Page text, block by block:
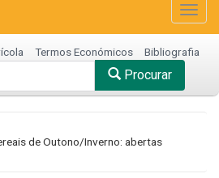
Termos Económicos Bibliografia
Procurar
de Outono/Inverno: abertas